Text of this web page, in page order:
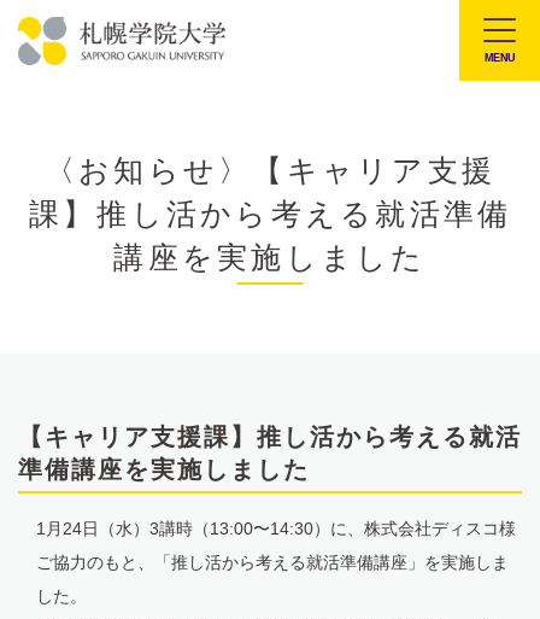
文
大
MENU
〈お知らせ〉【キャリア支援
課】推し活から考える就活準備
講座を実施しました
【キャリア支援課】推し活から考える就活
準備講座を実施しました
1月24日（水）3講時（13:00〜14:30）に、株式会社ディスコ様
ご協力のもと、「推し活から考える就活準備講座」を実施しま
した。